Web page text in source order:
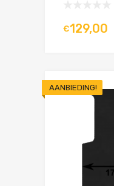
€129,00
AANBIEDING!